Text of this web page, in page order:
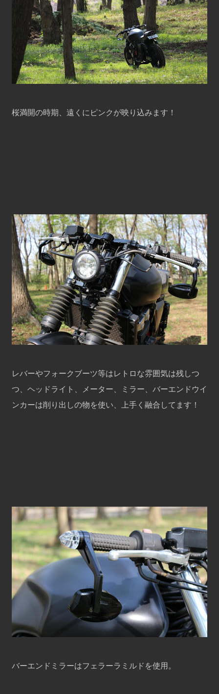
桜満開の時期、遠くにピンクが映り込みます！
レバーやフォークブーツ等はレトロな雰囲気は残しつ
つ、ヘッドライト、メーター、ミラー、バーエンドウイ
ンカーは削り出しの物を使い、上手く融合してます！
バーエンドミラーはフェラーラミルドを使用。